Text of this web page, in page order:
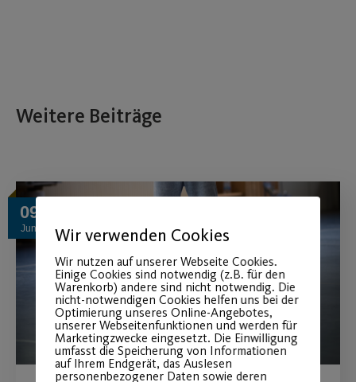
Weitere Beiträge
09
Juni Wir verwenden Cookies
Wir nutzen auf unserer Webseite Cookies.
Einige Cookies sind notwendig (z.B. für den
Warenkorb) andere sind nicht notwendig. Die
nicht-notwendigen Cookies helfen uns bei der
Optimierung unseres Online-Angebotes,
unserer Webseitenfunktionen und werden für
Marketingzwecke eingesetzt. Die Einwilligung
umfasst die Speicherung von Informationen
auf Ihrem Endgerät, das Auslesen
personenbezogener Daten sowie deren